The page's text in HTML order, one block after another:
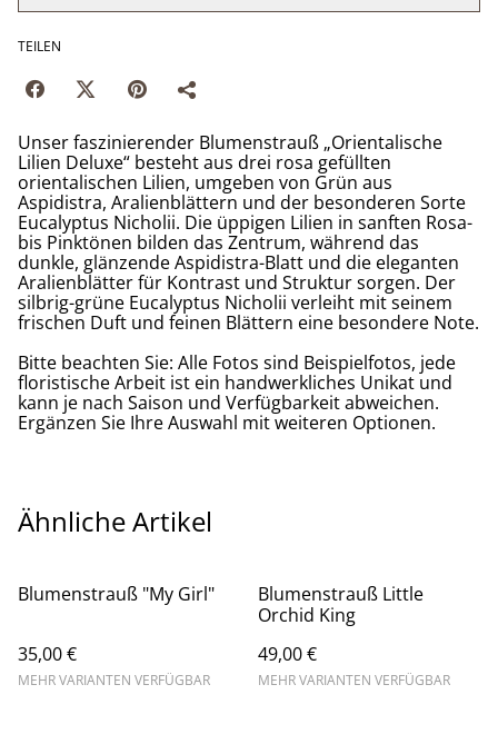
TEILEN
Unser faszinierender Blumenstrauß „Orientalische
Lilien Deluxe“ besteht aus drei rosa gefüllten
orientalischen Lilien, umgeben von Grün aus
Aspidistra, Aralienblättern und der besonderen Sorte
Eucalyptus Nicholii. Die üppigen Lilien in sanften Rosa-
bis Pinktönen bilden das Zentrum, während das
dunkle, glänzende Aspidistra-Blatt und die eleganten
Aralienblätter für Kontrast und Struktur sorgen. Der
silbrig-grüne Eucalyptus Nicholii verleiht mit seinem
frischen Duft und feinen Blättern eine besondere Note.
Bitte beachten Sie: Alle Fotos sind Beispielfotos, jede
floristische Arbeit ist ein handwerkliches Unikat und
kann je nach Saison und Verfügbarkeit abweichen.
Ergänzen Sie Ihre Auswahl mit weiteren Optionen.
Ähnliche Artikel
Blumenstrauß "My Girl"
35,00 €
MEHR VARIANTEN VERFÜGBAR
Blumenstrauß Little
Orchid King
49,00 €
MEHR VARIANTEN VERFÜGBAR